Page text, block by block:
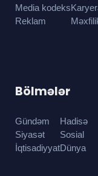
Media kodeks
Reklam
Bölmələr
Gündəm
Siyasət
İqtisadiyyat
Hadisə
Sosial
Dünya